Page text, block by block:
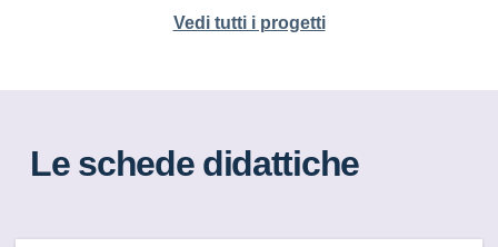
Vedi tutti i progetti
Le schede didattiche